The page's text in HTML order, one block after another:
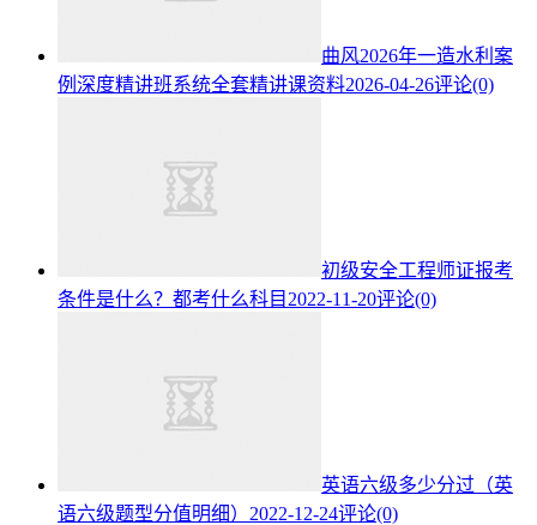
曲风2026年一造水利案
例深度精讲班系统全套精讲课资料2026-04-26评论(0)
初级安全工程师证报考
条件是什么？都考什么科目 2022-11-20评论(0)
英语六级多少分过（英
语六级题型分值明细） 2022-12-24评论(0)